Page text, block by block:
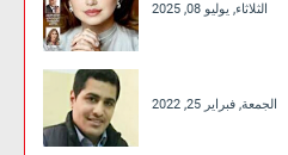
الثلاثاء, يوليو 08, 2025
الجمعة, فبراير 25, 2022